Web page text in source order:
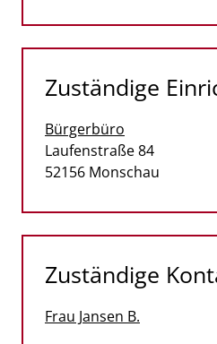
Zuständige
Bürgerbüro
Straße:
Laufenstraße84
PLZ:
52156 Ort:
Monschau
Zuständige
Frau Jansen B.